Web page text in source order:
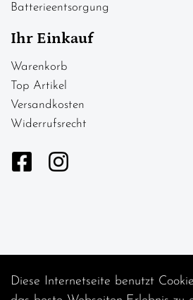
Batterieentsorgung
Ihr Einkauf
Warenkorb
Top Artikel
Versandkosten
Widerrufsrecht
Diese Internetseite benutzt